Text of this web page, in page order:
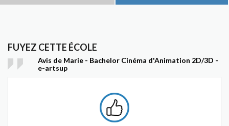
FUYEZ CETTE ÉCOLE
Avis de Marie - Bachelor Cinéma d'Animation 2D/3D -
e-artsup